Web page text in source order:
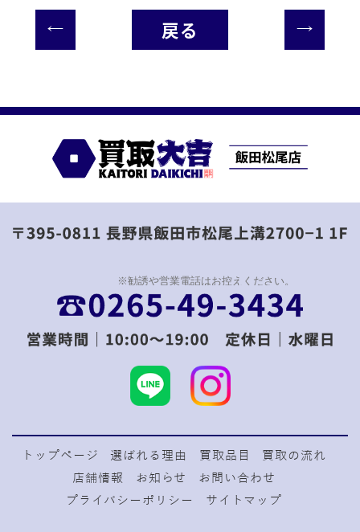
戻る
トップページ 選ばれる理由 買取品目
買取の流れ
店舗情報
お知らせ
お問い合わせ
プライバシーポリシー
サイトマップ